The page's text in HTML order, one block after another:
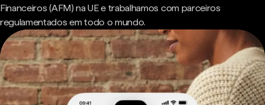
Financeiros (AFM) na UE e trabalhamos com parceiros
regulamentados em todo o mundo.